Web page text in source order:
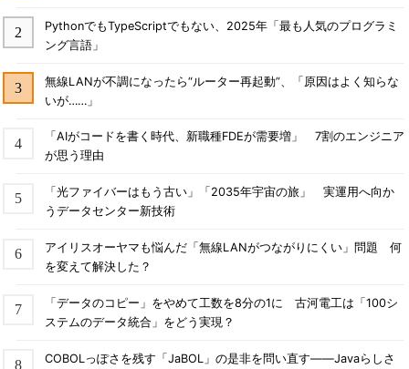
PythonでもTypeScriptでもない、2025年「最も人気のプログラミ
ング言語」
無線LANが不調になったら“ルーター再起動”、「原因はよく知らな
いが……」
「AIがコードを書く時代、新職種FDEが需要増」 7割のエンジニア
が思う理由
「光ファイバーはもう古い」「2035年宇宙の旅」 実運用へ向か
うデータセンター新技術
アイリスオーヤマも悩んだ「無線LANがつながりにくい」問題 何
を変えて解決した？
「データのコピー」をやめて工数を8分の1に 古河電工は「100シ
ステムのデータ統合」をどう実現？
COBOLっぽさを残す「JaBOL」の是非を問い直す――Javaらしさ